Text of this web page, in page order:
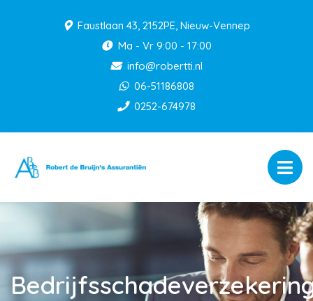
Faustlaan 43, 2152PE, Nieuw-Vennep
Ma - Vr 9:00 - 17:00
info@robertti.nl
06-51186808
0252-674978